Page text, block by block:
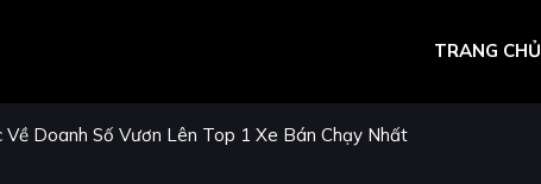
TRANG CHỦ
Doanh Số Vươn Lên Top 1 Xe Bán Chạy Nhất